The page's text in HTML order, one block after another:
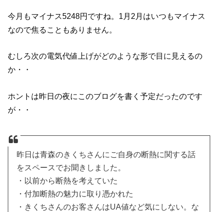
今月もマイナス5248円ですね。1月2月はいつもマイナス
なので焦ることもありません。
むしろ次の電気代値上げがどのような形で目に見えるの
か・・
ホントは昨日の夜にこのブログを書く予定だったのです
が・・
昨日は青森のきくちさんにご自身の断熱に関する話
をスペースでお聞きしました。
・以前から断熱を考えていた
・付加断熱の魅力に取り憑かれた
・きくちさんのお客さんはUA値など気にしない。な